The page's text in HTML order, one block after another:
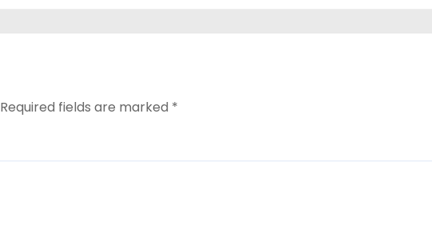
Required fields are marked *